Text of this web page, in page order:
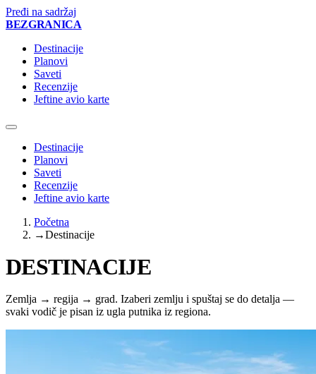
Pređi na sadržaj
BEZGRANICA
Destinacije
Planovi
Saveti
Recenzije
Jeftine avio karte
Destinacije
Planovi
Saveti
Recenzije
Jeftine avio karte
Početna
→Destinacije
DESTINACIJE
Zemlja → regija → grad. Izaberi zemlju i spuštaj se do detalja —
svaki vodič je pisan iz ugla putnika iz regiona.